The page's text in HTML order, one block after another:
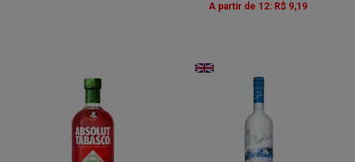
A partir de 12: R$ 9,19